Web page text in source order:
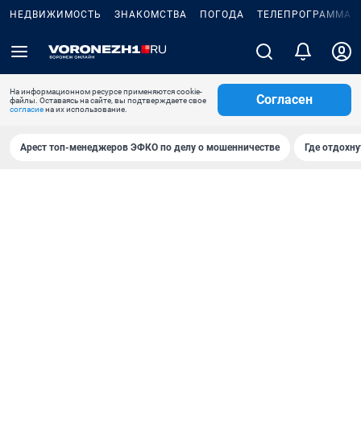
НЕДВИЖИМОСТЬ ЗНАКОМСТВА ПОГОДА ТЕЛЕПРОГРАММА
На информационном ресурсе применяются cookie-
файлы. Оставаясь на сайте, вы подтверждаете свое
согласиена их использование.
Согласен
Арест топ-менеджеров ЭФКО по делу о мошенничестве Где